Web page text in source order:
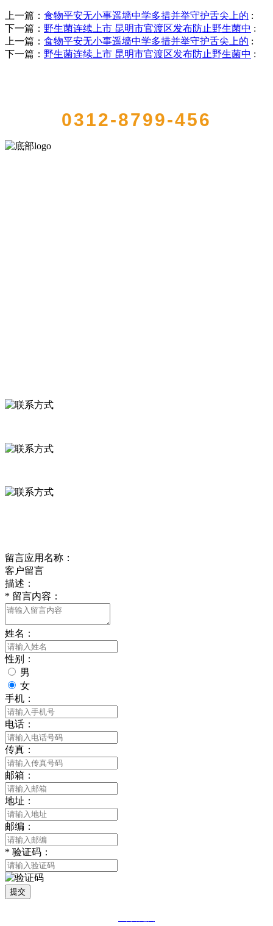
上一篇： 食物平安无小事遥墙中学多措并举守护舌尖上的 :
下一篇： 野生菌连续上市 昆明市官渡区发布防止野生菌中 :
上一篇： 食物平安无小事遥墙中学多措并举守护舌尖上的 :
下一篇： 野生菌连续上市 昆明市官渡区发布防止野生菌中 :
0312-8799-456
留言应用名称：
客户留言
描述：
* 留言内容：
姓名：
性别：
男
女
手机：
电话：
传真：
邮箱：
地址：
邮编：
* 验证码：
提交